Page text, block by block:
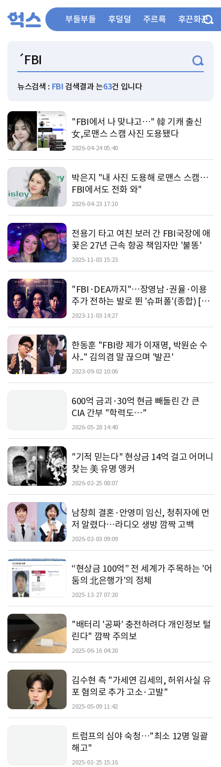
부들부들 후덜덜 주르륵 후끈화끈
뉴스검색 : FBI 검색결과 는63건 입니다
"FBI에서 나 맞냐고…" 韓 기캐 출신
女,로맨스 스캠 사진 도용됐다
2026-04-24 05:40
박은지 "내 사진 도용해 로맨스 스캠…
FBI에서도 전화 와"
2026-04-23 17:10
전용기 타고 여친 보러 간 FBI국장에 애
꿎은 27년 근속 항공 책임자만 '불똥'
2025-11-03 15:23
"FBI·DEA까지"…장영남·권율·이용
주가 전하는 발로 뛴 '슈퍼폴'(종합) [N
현장]
2023-11-03 14:27
한동훈 "FBI랑 제가 이재명, 박원순 수
사.." 김의겸 말 끊으며 '발끈'
2023-09-02 10:06
600억 금괴·30억 현금 빼돌린 간 큰
CIA 간부 "학력도…"
2026-05-28 14:40
"기적 믿는다" 현상금 14억 걸고 어머니
찾는 美 유명 앵커
2026-02-25 08:07
남창희 결혼·안영미 임신, 청취자에 먼
저 알렸다…라디오 생방 깜짝 고백
2026-02-03 09:09
“현상금 100억” 전 세계가 주목하는 '어
둠의 北은행가'의 정체
2025-12-27 07:20
"배터리 '공짜' 충전하려다 개인정보 털
린다" 깜짝 주의보
2025-06-16 04:20
김수현 측 "가세연 김세의, 허위사실 유
포 혐의로 추가 고소·고발"
2025-05-09 11:42
트럼프의 심야 숙청…"최소 12명 일괄
해고"
2025-01-25 15:16